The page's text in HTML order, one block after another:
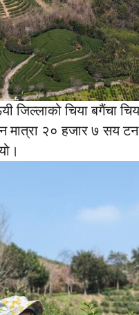
जिल्लाको चिया बगैंचा
मात्रा २० हजार ७ सय